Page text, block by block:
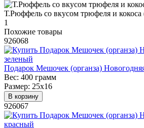
Т.Рюффель со вкусом трюфеля и
1
Похожие товары
926068
Подарок Мешочек (органза)
Вес: 400 грамм
Размер: 25х16
В корзину
926067